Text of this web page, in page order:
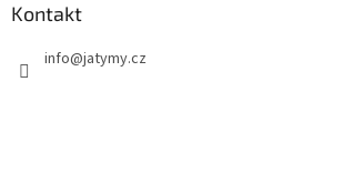
Kontakt
info@jatymy.cz